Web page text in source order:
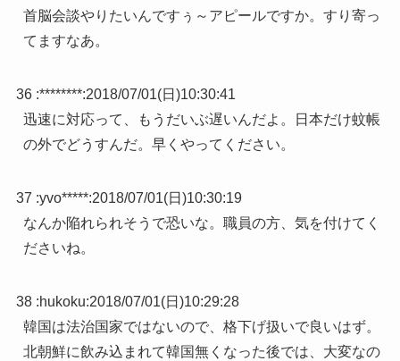
首脳会談やりたいんですぅ～アピールですか。すり寄っ
てますなあ。
36 :********:2018/07/01(日)10:30:41
迅速に対応って、もうだいぶ遅いんだよ。日本だけ蚊帳
の外でどうすんだ。早くやってください。
37 :yvo*****:2018/07/01(日)10:30:19
なんか陥れられそうで恐いな。職員の方、気を付けてく
ださいね。
38 :hukoku:2018/07/01(日)10:29:28
韓国は法治国家ではないので、格下げ扱いで良いはず。
北朝鮮に飲み込まれて韓国無くなった後では、大変なの